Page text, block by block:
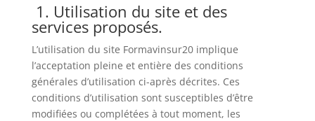
1. Utilisation du site et des
services proposés.
L’utilisation du site Formavinsur20 implique
l’acceptation pleine et entière des conditions
générales d’utilisation ci-après décrites. Ces
conditions d’utilisation sont susceptibles d’être
modifiées ou complétées à tout moment, les